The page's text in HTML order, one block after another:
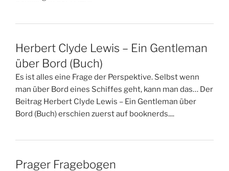
Herbert Clyde Lewis – Ein Gentleman
über Bord (Buch)
Es ist alles eine Frage der Perspektive. Selbst wenn
man über Bord eines Schiffes geht, kann man das… Der
Beitrag Herbert Clyde Lewis – Ein Gentleman über
Bord (Buch) erschien zuerst auf booknerds....
Prager Fragebogen